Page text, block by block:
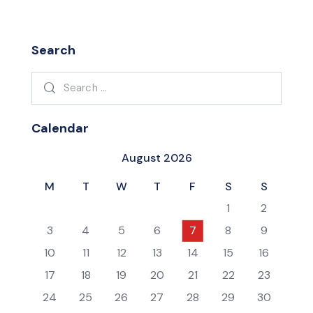
Search
Search
Calendar
August 2026
M
T W T F S
S
1
2
3
4 5 6 7 8
9
10
11 12 13 14 15
16
17
18 19 20 21 22
23
24
25 26 27 28 29
30